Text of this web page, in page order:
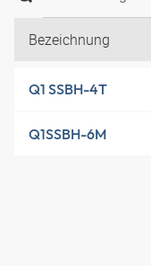
Bezeichnung
Q1 SSBH-4T
Q1SSBH-6M